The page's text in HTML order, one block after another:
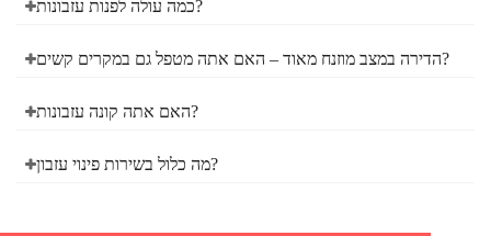
כמה עולה לפנות עזבונות?
הדירה במצב מוזנח מאוד – האם אתה מטפל גם במקרים קשים?
האם אתה קונה עזבונות?
מה כלול בשירות פינוי עזבון?